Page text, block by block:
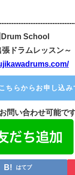
School
張ドラムレッスン～
ちらからお申し込み
問い合わせ可能です
はてブ